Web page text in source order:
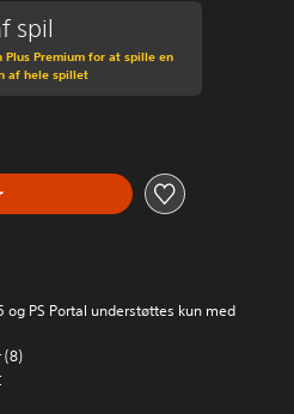
spil
Plus Premium for at spille en
af hele spillet
og PS Portal understøttes kun med
(8)